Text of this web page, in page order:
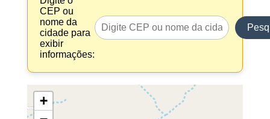
CEP ou
nome da
cidade para
exibir
informações:
+